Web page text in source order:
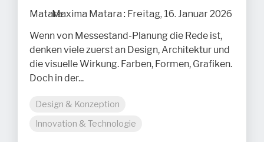
Maxima Matara : Freitag, 16. Januar 2026
Wenn von Messestand-Planung die Rede ist,
denken viele zuerst an Design, Architektur und
die visuelle Wirkung. Farben, Formen, Grafiken.
Doch in der...
Design & Konzeption
Innovation & Technologie